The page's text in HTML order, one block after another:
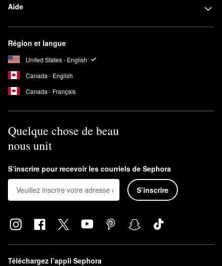
Aide
Région et langue
United States - English
Canada - English
Canada - Français
Quelque chose de beau
nous unit
S’inscrire pour recevoir les courriels de Sephora
S’inscrire
Téléchargez l’appli Sephora